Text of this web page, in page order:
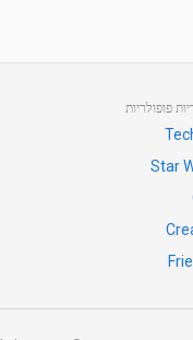
פופולריות
Star